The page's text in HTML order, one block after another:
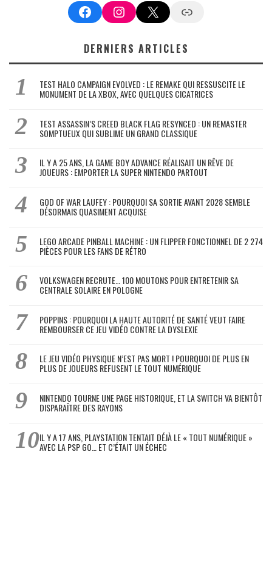
FacebookInstagram
X Google News
DERNIERS ARTICLES
TEST HALO CAMPAIGN EVOLVED : LE REMAKE QUI RESSUSCITE LE
MONUMENT DE LA XBOX, AVEC QUELQUES CICATRICES
TEST ASSASSIN’S CREED BLACK FLAG RESYNCED : UN REMASTER
SOMPTUEUX QUI SUBLIME UN GRAND CLASSIQUE
IL Y A 25 ANS, LA GAME BOY ADVANCE RÉALISAIT UN RÊVE DE
JOUEURS : EMPORTER LA SUPER NINTENDO PARTOUT
GOD OF WAR LAUFEY : POURQUOI SA SORTIE AVANT 2028 SEMBLE
DÉSORMAIS QUASIMENT ACQUISE
LEGO ARCADE PINBALL MACHINE : UN FLIPPER FONCTIONNEL DE 2 274
PIÈCES POUR LES FANS DE RÉTRO
VOLKSWAGEN RECRUTE… 100 MOUTONS POUR ENTRETENIR SA
CENTRALE SOLAIRE EN POLOGNE
POPPINS : POURQUOI LA HAUTE AUTORITÉ DE SANTÉ VEUT FAIRE
REMBOURSER CE JEU VIDÉO CONTRE LA DYSLEXIE
LE JEU VIDÉO PHYSIQUE N’EST PAS MORT ! POURQUOI DE PLUS EN
PLUS DE JOUEURS REFUSENT LE TOUT NUMÉRIQUE
NINTENDO TOURNE UNE PAGE HISTORIQUE, ET LA SWITCH VA BIENTÔT
DISPARAÎTRE DES RAYONS
IL Y A 17 ANS, PLAYSTATION TENTAIT DÉJÀ LE « TOUT NUMÉRIQUE »
AVEC LA PSP GO… ET C’ÉTAIT UN ÉCHEC